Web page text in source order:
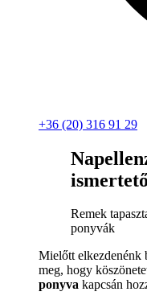
+36 (20) 316 91 29
Remek
ponyvák
Mielőtt elkezdenénk
meg, hogy
ponyva kapcsán